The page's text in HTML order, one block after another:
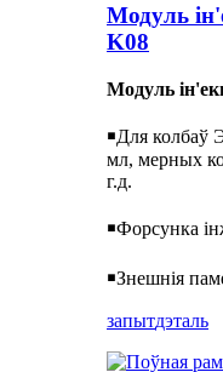
Модуль
K08
Модуль
￭Для колбаў
мл, мерных
г.д.
￭Форсунка
￭Знешнія
запытдэталь